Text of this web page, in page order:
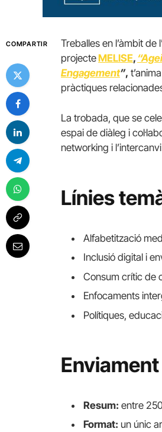
COMPARTIR
Treballes en l’àmbit
projecteMELISE,
Engagement”,
pràctiques
La trobada, que se
espai de diàleg i
networking i
Línies
Alfabetització
Inclusió digital i
Consum crític de
Enfocaments
Polítiques,
Resum: entre
Format: un únic